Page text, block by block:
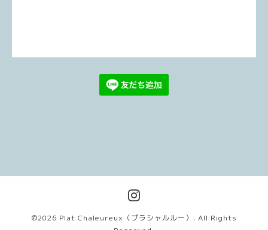
©2026 Plat Chaleureux（プラシャルルー） . All Rights